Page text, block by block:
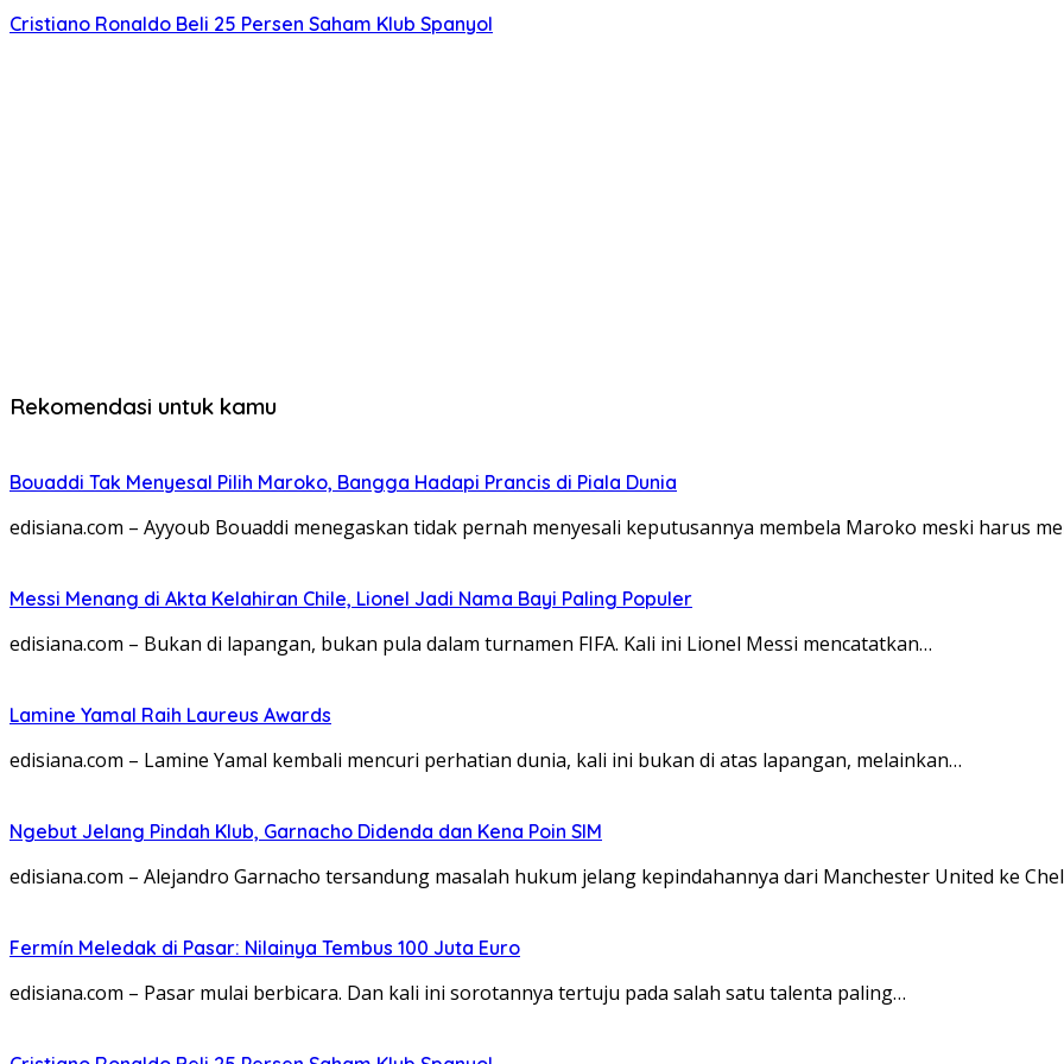
Cristiano Ronaldo Beli 25 Persen Saham Klub Spanyol
Rekomendasi untuk kamu
Bouaddi Tak Menyesal Pilih Maroko, Bangga Hadapi Prancis di Piala Dunia
edisiana.com – Ayyoub Bouaddi menegaskan tidak pernah menyesali keputusannya membela Maroko meski harus
Messi Menang di Akta Kelahiran Chile, Lionel Jadi Nama Bayi Paling Populer
edisiana.com – Bukan di lapangan, bukan pula dalam turnamen FIFA. Kali ini Lionel Messi mencatatkan…
Lamine Yamal Raih Laureus Awards
edisiana.com – Lamine Yamal kembali mencuri perhatian dunia, kali ini bukan di atas lapangan, melainkan…
Ngebut Jelang Pindah Klub, Garnacho Didenda dan Kena Poin SIM
edisiana.com – Alejandro Garnacho tersandung masalah hukum jelang kepindahannya dari Manchester United ke
Fermín Meledak di Pasar: Nilainya Tembus 100 Juta Euro
edisiana.com – Pasar mulai berbicara. Dan kali ini sorotannya tertuju pada salah satu talenta paling…